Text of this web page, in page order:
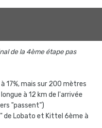
de la 4ème étape pas
17%, mais sur 200 mètres
à 12 km de l'arrivée
"passent")
de Lobato et Kittel 6ème à